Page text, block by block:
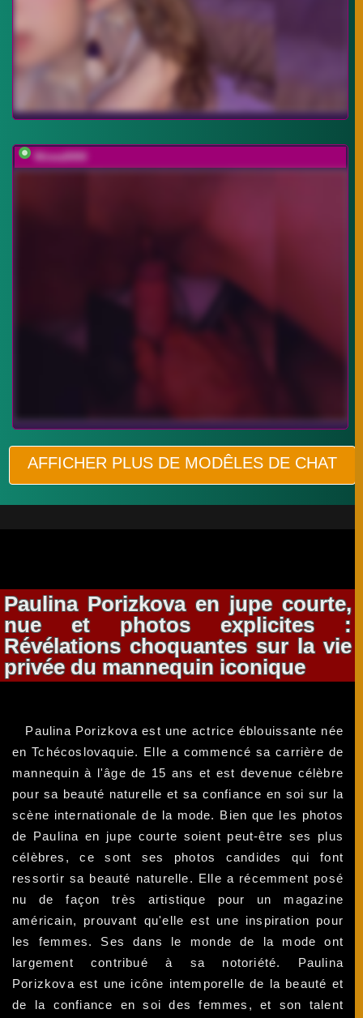
Wowa0000
AFFICHER PLUS DE MODÊLES DE CHAT
Paulina Porizkova en jupe courte,
nue et photos explicites :
Révélations choquantes sur la vie
privée du mannequin iconique
Paulina Porizkova est une actrice éblouissante née
en Tchécoslovaquie. Elle a commencé sa carrière de
mannequin à l'âge de 15 ans et est devenue célèbre
pour sa beauté naturelle et sa confiance en soi sur la
scène internationale de la mode. Bien que les photos
de Paulina en jupe courte soient peut-être ses plus
célèbres, ce sont ses photos candides qui font
ressortir sa beauté naturelle. Elle a récemment posé
nu de façon très artistique pour un magazine
américain, prouvant qu'elle est une inspiration pour
les femmes. Ses dans le monde de la mode ont
largement contribué à sa notoriété. Paulina
Porizkova est une icône intemporelle de la beauté et
de la confiance en soi des femmes, et son talent